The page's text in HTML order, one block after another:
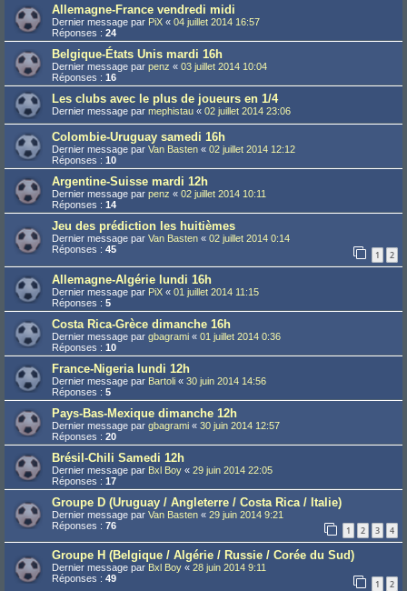
Allemagne-France vendredi midi
Dernier message par PiX « 04 juillet 2014 16:57
Réponses : 24
Belgique-États Unis mardi 16h
Dernier message par penz « 03 juillet 2014 10:04
Réponses : 16
Les clubs avec le plus de joueurs en 1/4
Dernier message par mephistau « 02 juillet 2014 23:06
Colombie-Uruguay samedi 16h
Dernier message par Van Basten « 02 juillet 2014 12:12
Réponses : 10
Argentine-Suisse mardi 12h
Dernier message par penz « 02 juillet 2014 10:11
Réponses : 14
Jeu des prédiction les huitièmes
Dernier message par Van Basten « 02 juillet 2014 0:14
Réponses : 45 1 2
Allemagne-Algérie lundi 16h
Dernier message par PiX « 01 juillet 2014 11:15
Réponses : 5
Costa Rica-Grèce dimanche 16h
Dernier message par gbagrami « 01 juillet 2014 0:36
Réponses : 10
France-Nigeria lundi 12h
Dernier message par Bartoli « 30 juin 2014 14:56
Réponses : 5
Pays-Bas-Mexique dimanche 12h
Dernier message par gbagrami « 30 juin 2014 12:57
Réponses : 20
Brésil-Chili Samedi 12h
Dernier message par Bxl Boy « 29 juin 2014 22:05
Réponses : 17
Groupe D (Uruguay / Angleterre / Costa Rica / Italie)
Dernier message par Van Basten « 29 juin 2014 9:21
Réponses : 76 1 2 3 4
Groupe H (Belgique / Algérie / Russie / Corée du Sud)
Dernier message par Bxl Boy « 28 juin 2014 9:11
Réponses : 49 1 2